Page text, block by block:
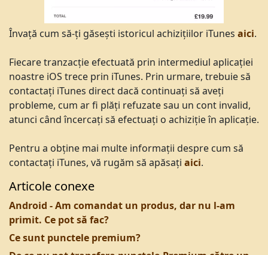
Învață cum să-ți găsești istoricul achizițiilor iTunes aici.
Fiecare tranzacție efectuată prin intermediul aplicației
noastre iOS trece prin iTunes. Prin urmare, trebuie să
contactați iTunes direct dacă continuați să aveți
probleme, cum ar fi plăți refuzate sau un cont invalid,
atunci când încercați să efectuați o achiziție în aplicație.
Pentru a obține mai multe informații despre cum să
contactați iTunes, vă rugăm să apăsați aici.
Articole conexe
Android - Am comandat un produs, dar nu l-am
primit. Ce pot să fac?
Ce sunt punctele premium?